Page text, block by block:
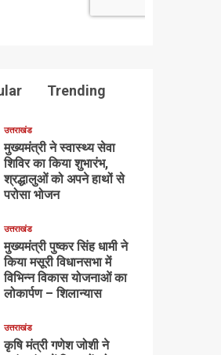
Trending
उत्तराखंड
मुख्यमंत्री ने स्वास्थ्य सेवा
शिविर का किया शुभारंभ,
श्रद्धालुओं को अपने हाथों से
परोसा भोजन
उत्तराखंड
मुख्यमंत्री पुष्कर सिंह धामी ने
किया मसूरी विधानसभा में
विभिन्न विकास योजनाओं का
लोकार्पण – शिलान्यास
उत्तराखंड
कृषि मंत्री गणेश जोशी ने